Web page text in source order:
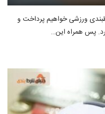
ورزشی خواهیم پرداخت و
پس همراه این…